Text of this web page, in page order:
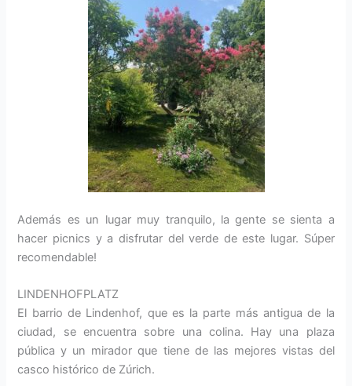
Además es un lugar muy tranquilo, la gente se sienta a
hacer picnics y a disfrutar del verde de este lugar. Súper
recomendable!
LINDENHOFPLATZ
El barrio de Lindenhof, que es la parte más antigua de la
ciudad, se encuentra sobre una colina. Hay una plaza
pública y un mirador que tiene de las mejores vistas del
casco histórico de Zúrich.